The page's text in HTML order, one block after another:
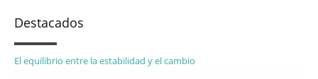
Destacados
El equilibrio entre la estabilidad y el cambio